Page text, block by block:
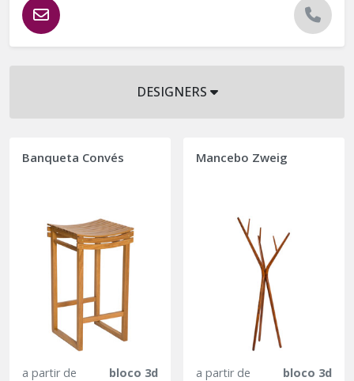
DESIGNERS
Banqueta Convés
a partir de bloco 3d
Mancebo Zweig
a partir de bloco 3d